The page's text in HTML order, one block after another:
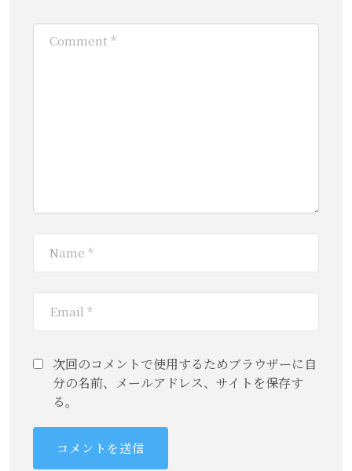
次回のコメントで使用するためブラウザーに自
分の名前、メールアドレス、サイトを保存す
る。